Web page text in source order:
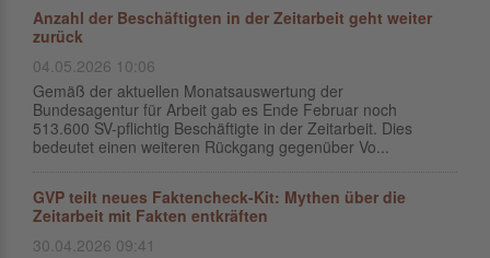
Anzahl der Beschäftigten in der Zeitarbeit geht weiter
zurück
04.05.2026 10:06
Gemäß der aktuellen Monatsauswertung der
Bundesagentur für Arbeit gab es Ende Februar noch
513.600 SV-pflichtig Beschäftigte in der Zeitarbeit. Dies
bedeutet einen weiteren Rückgang gegenüber Vo...
GVP teilt neues Faktencheck-Kit: Mythen über die
Zeitarbeit mit Fakten entkräften
30.04.2026 09:41